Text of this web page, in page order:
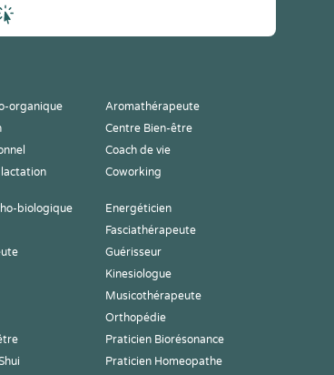
organique
Aromathérapeute
Centre Bien-être
Coach de vie
Coworking
biologique
Energéticien
Fasciathérapeute
Guérisseur
Kinesiologue
Musicothérapeute
Orthopédie
Praticien Biorésonance
Praticien Homeopathe